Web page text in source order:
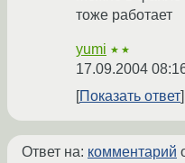
тоже работает
yumi ★★
17.09.2004
Показать ответ
Ответ на: комментарий